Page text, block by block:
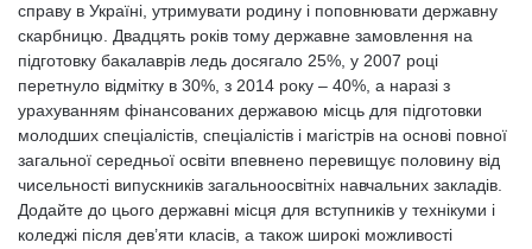
справу в Україні, утримувати родину і поповнювати державну
скарбницю. Двадцять років тому державне замовлення на
підготовку бакалаврів ледь досягало 25%, у 2007 році
перетнуло відмітку в 30%, з 2014 року – 40%, а наразі з
урахуванням фінансованих державою місць для підготовки
молодших спеціалістів, спеціалістів і магістрів на основі повної
загальної середньої освіти впевнено перевищує половину від
чисельності випускників загальноосвітніх навчальних закладів.
Додайте до цього державні місця для вступників у технікуми і
коледжі після дев’яти класів, а також широкі можливості